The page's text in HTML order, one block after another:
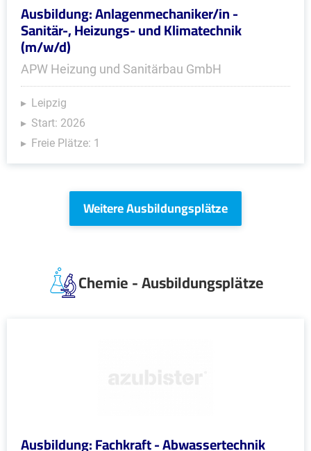
Ausbildung: Anlagenmechaniker/in -
Sanitär-, Heizungs- und Klimatechnik
(m/w/d)
APW Heizung und Sanitärbau GmbH
Leipzig
Start: 2026
Freie Plätze: 1
Weitere Ausbildungsplätze
Chemie - Ausbildungsplätze
Ausbildung: Fachkraft - Abwassertechnik